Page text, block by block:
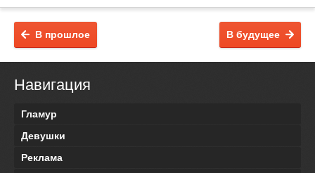
В будущее
В прошлое
Навигация
Гламур
Девушки
Реклама